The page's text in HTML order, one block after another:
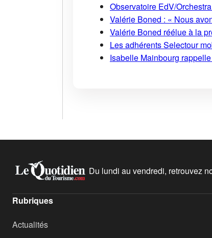
Observatoire EdV/
Valérie Boned : « Nous
Valérie Boned réélue à la
Les adhérents Selectour
Isabelle Mainbourg
Du lundi au vendredi, retrouvez
Rubriques
Actualités